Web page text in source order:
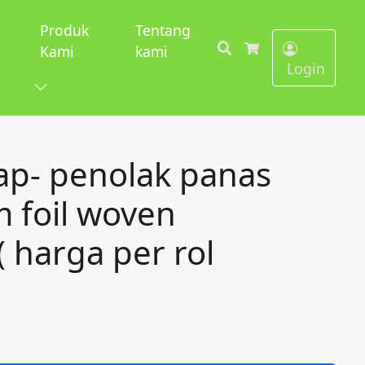
Produk
Kami
Tentang
kami
Search
Login
penolak panas
foil woven
harga per rol